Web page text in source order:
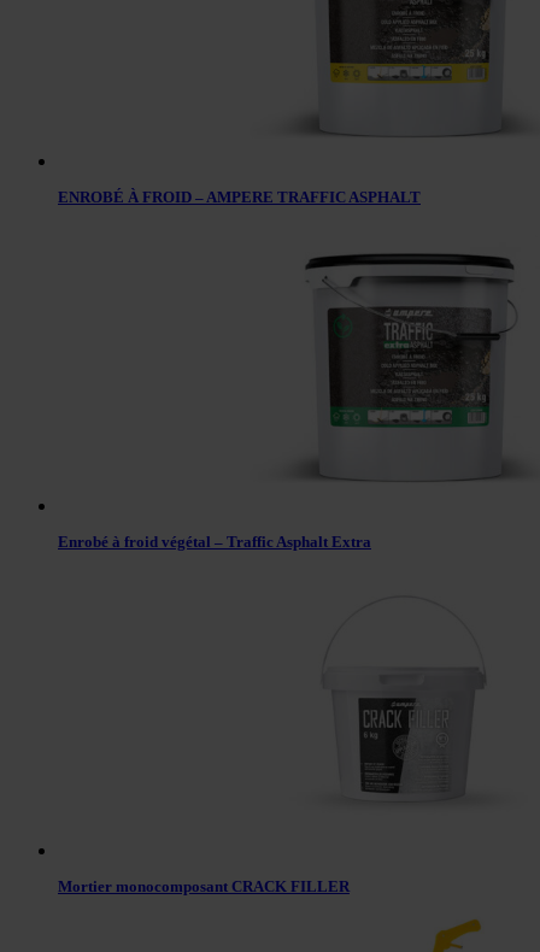
ENROBÉ À FROID – AMPERE TRAFFIC ASPHALT
Enrobé à froid végétal – Traffic Asphalt Extra
Mortier monocomposant CRACK FILLER